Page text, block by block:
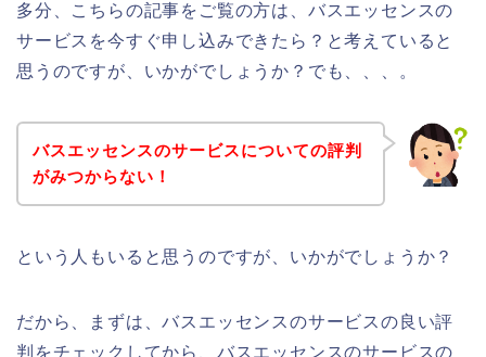
多分、こちらの記事をご覧の方は、バスエッセンスの
サービスを今すぐ申し込みできたら？と考えていると
思うのですが、いかがでしょうか？でも、、、。
バスエッセンスのサービスについての評判
がみつからない！
という人もいると思うのですが、いかがでしょうか？
だから、まずは、バスエッセンスのサービスの良い評
判をチェックしてから、バスエッセンスのサービスの